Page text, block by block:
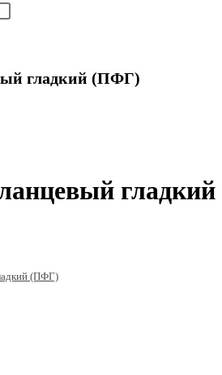
гладкий (ПФГ)
(ПФГ)